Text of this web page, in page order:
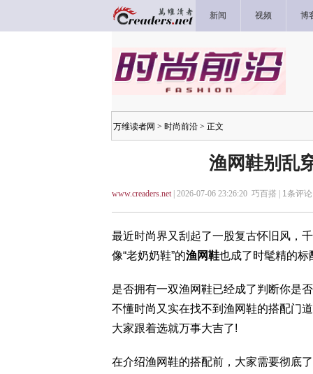
新闻 视频 博
万维读者网 > 时尚前沿 > 正文
渔网鞋别乱
www.creaders.net| 2026-07-06 23:26:20 巧百搭 | 1条评
最近时尚界又刮起了一股复古怀旧风，
像“老奶奶鞋”的渔网鞋也成了时髦精的标
是否拥有一双渔网鞋已经成了判断你是
不懂时尚又实在找不到渔网鞋的搭配门
大家跟着选就万事大吉了!
在介绍渔网鞋的搭配前，大家需要彻底